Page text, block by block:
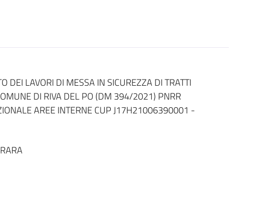
DEI LAVORI DI MESSA IN SICUREZZA DI TRATTI
DI RIVA DEL PO (DM 394/2021) PNRR
AREE INTERNE CUP J17H21006390001 -